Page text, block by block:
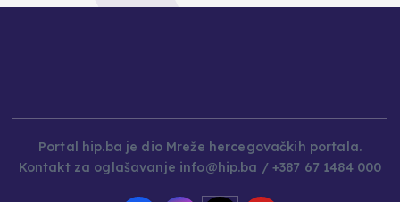
Portal hip.ba je dio Mreže hercegovačkih portala.
Kontakt za oglašavanje info@hip.ba / +387 67 1484 000